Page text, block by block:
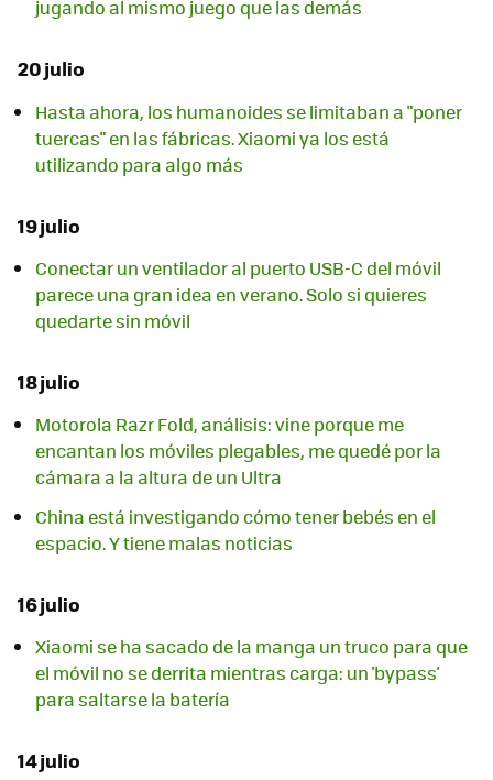
jugando al mismo juego que las demás
20 julio
Hasta ahora, los humanoides se limitaban a "poner
tuercas" en las fábricas. Xiaomi ya los está
utilizando para algo más
19 julio
Conectar un ventilador al puerto USB-C del móvil
parece una gran idea en verano. Solo si quieres
quedarte sin móvil
18 julio
Motorola Razr Fold, análisis: vine porque me
encantan los móviles plegables, me quedé por la
cámara a la altura de un Ultra
China está investigando cómo tener bebés en el
espacio. Y tiene malas noticias
16 julio
Xiaomi se ha sacado de la manga un truco para que
el móvil no se derrita mientras carga: un 'bypass'
para saltarse la batería
14 julio